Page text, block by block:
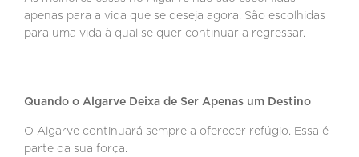
apenas para a vida que se deseja agora. São escolhidas
para uma vida à qual se quer continuar a regressar.
Quando o Algarve Deixa de Ser Apenas um Destino
O Algarve continuará sempre a oferecer refúgio. Essa é
parte da sua força.